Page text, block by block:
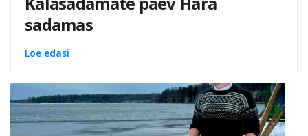
sadamas
Loe edasi